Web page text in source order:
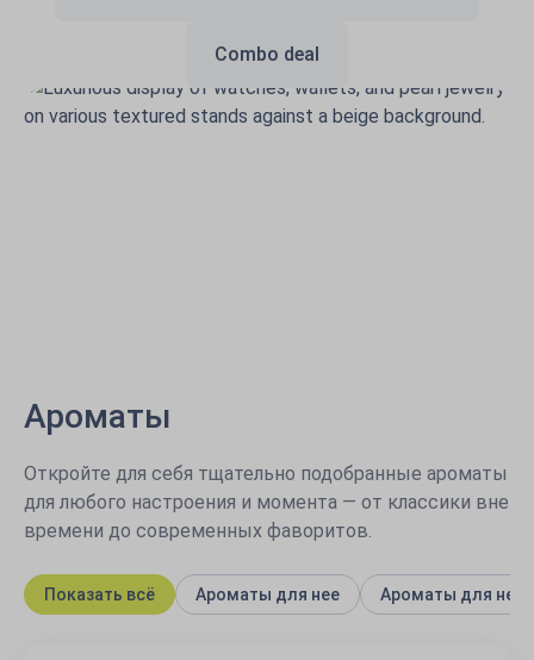
Combo deal
Ароматы
Откройте для себя тщательно подобранные ароматы
для любого настроения и момента — от классики вне
времени до современных фаворитов.
Показать всё Ароматы для нее Ароматы для него